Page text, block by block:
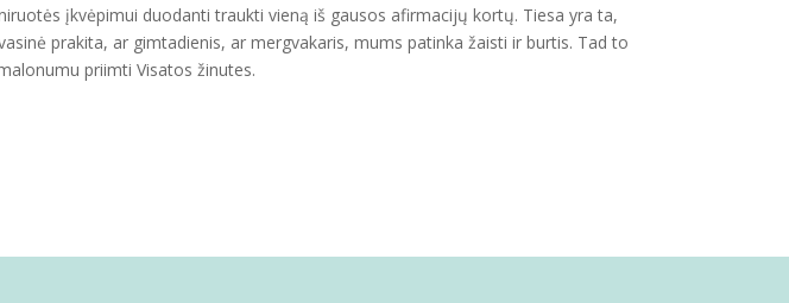
įkvėpimui duodanti traukti vieną iš gausos afirmacijų kortų. Tiesa yra ta,
prakita, ar gimtadienis, ar mergvakaris, mums patinka žaisti ir burtis. Tad to
priimti Visatos žinutes.